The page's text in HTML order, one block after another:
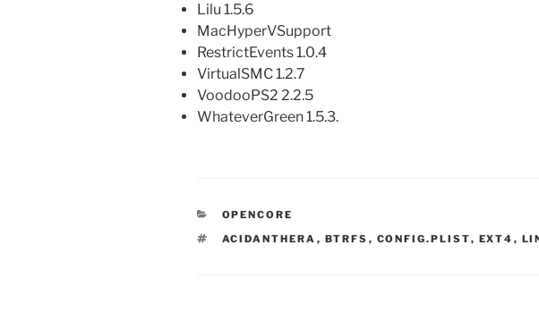
Lilu 1.5.6
MacHyperVSupport
RestrictEvents 1.0.4
VirtualSMC 1.2.7
VoodooPS2 2.2.5
WhateverGreen 1.5.3.
CATEGORÍAS
OPENCORE
ETIQUETAS
ACIDANTHERA , BTRFS , CONFIG.PLIST, EXT4 ,